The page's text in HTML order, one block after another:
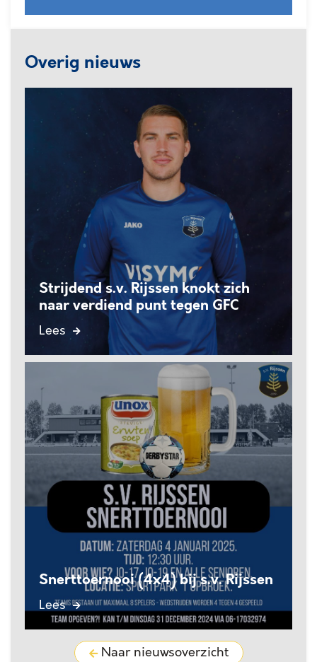
Overig nieuws
Strijdend s.v. Rijssen knokt zich
naar verdiend punt tegen GFC
Lees
Snerttoernooi (4x4) bij s.v. Rijssen
Lees
Naar nieuwsoverzicht